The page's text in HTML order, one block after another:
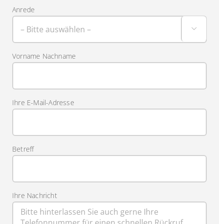
Anrede

Vorname Nachname
Ihre E-Mail-Adresse
Betreff
Ihre Nachricht